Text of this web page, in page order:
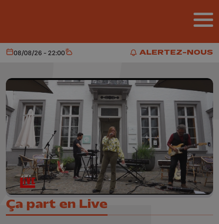
ALERTEZ-NOUS
ALERTEZ-NOUS
Aujourd'hui
08/08/26 - 22:00 Météo
Ça part en Live